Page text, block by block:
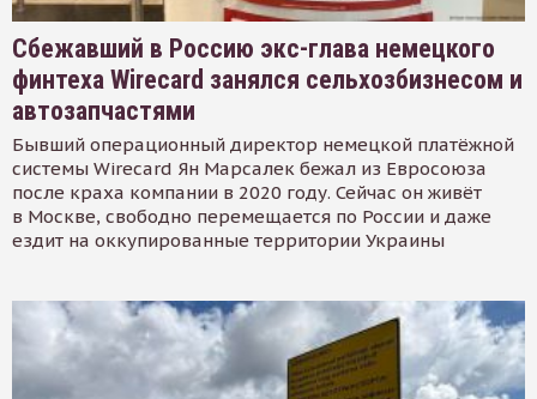
Сбежавший в Россию экс-глава немецкого
финтеха Wirecard занялся сельхозбизнесом и
автозапчастями
Бывший операционный директор немецкой платёжной
системы Wirecard Ян Марсалек бежал из Евросоюза
после краха компании в 2020 году. Сейчас он живёт
в Москве, свободно перемещается по России и даже
ездит на оккупированные территории Украины